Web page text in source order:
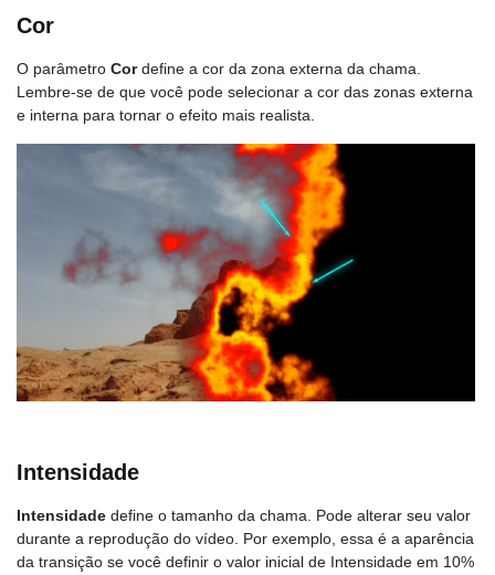
Cor
O parâmetro Cordefine a cor da zona externa da chama.
Lembre-se de que você pode selecionar a cor das zonas externa
e interna para tornar o efeito mais realista.
Intensidade
Intensidade define o tamanho da chama. Pode alterar seu valor
durante a reprodução do vídeo. Por exemplo, essa é a aparência
da transição se você definir o valor inicial de Intensidade em 10%